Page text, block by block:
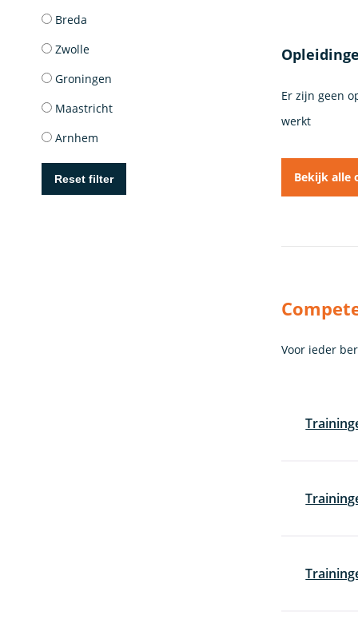
Breda
Zwolle
Groningen
Maastricht
Arnhem
Reset filter
Er zijn geen
werkt
Bekijk alle
Voor ieder